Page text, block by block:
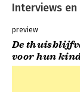
Interviews
preview
De
voor hun